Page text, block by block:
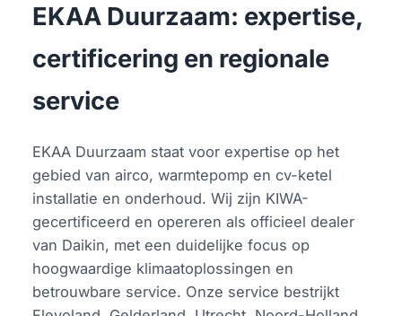
EKAA Duurzaam: expertise,
certificering en regionale
service
EKAA Duurzaam staat voor expertise op het
gebied van airco, warmtepomp en cv-ketel
installatie en onderhoud. Wij zijn KIWA-
gecertificeerd en opereren als officieel dealer
van Daikin, met een duidelijke focus op
hoogwaardige klimaatoplossingen en
betrouwbare service. Onze service bestrijkt